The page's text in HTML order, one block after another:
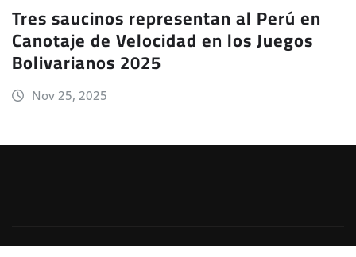
Tres saucinos representan al Perú en
Canotaje de Velocidad en los Juegos
Bolivarianos 2025
Nov 25, 2025